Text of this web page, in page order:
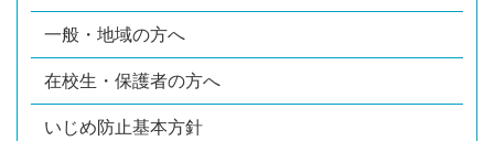
一般・地域の方へ
在校生・保護者の方へ
いじめ防止基本方針